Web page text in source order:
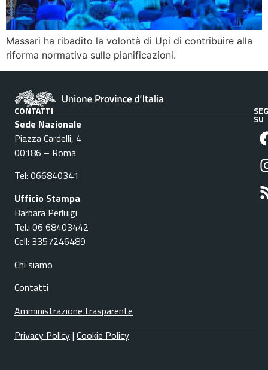
Massari ha ribadito la volontà di Upi di contribuire alla
riforma normativa sulle pianificazioni.
CONTATTI
Sede Nazionale
Piazza Cardelli, 4
00186 – Roma
Tel: 066840341
Ufficio Stampa
Barbara Perluigi
Tel.: 06 68403442
Cell: 3357246489
Chi siamo
Contatti
Amministrazione trasparente
SU
Privacy Policy| Cookie Policy